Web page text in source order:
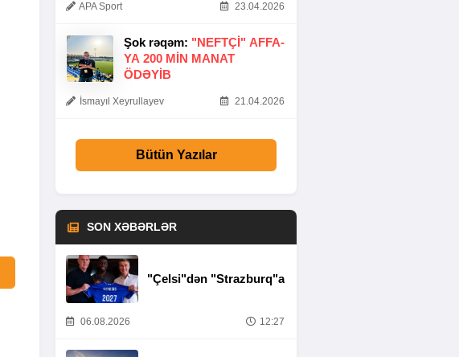
APA Sport 23.04.2026
Şok rəqəm: "NEFTÇI" AFFA-
YA 200 MIN MANAT
ÖDƏYIB
İsmayıl Xeyrullayev 21.04.2026
Bütün Yazılar
SON XƏBƏRLƏR
"Çelsi"dən "Strazburq"a
06.08.2026 12:27